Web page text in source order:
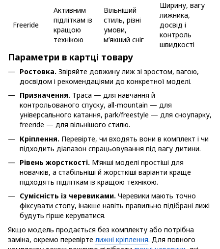
Freeride
Активним
підліткам із
кращою
технікою
Вільніший
стиль, різні
умови,
м’якший сніг
Ширину, вагу
лижника,
досвід і
контроль
швидкості
Параметри в картці товару
Ростовка. Звіряйте довжину лиж зі зростом, вагою,
досвідом і рекомендаціями до конкретної моделі.
Призначення. Траса — для навчання й
контрольованого спуску, all-mountain — для
універсального катання, park/freestyle — для сноупарку,
freeride — для вільнішого стилю.
Кріплення. Перевірте, чи входять вони в комплект і чи
підходить діапазон спрацьовування під вагу дитини.
Рівень жорсткості. М’якші моделі простіші для
новачків, а стабільніші й жорсткіші варіанти краще
підходять підліткам із кращою технікою.
Сумісність із черевиками. Черевики мають точно
фіксувати стопу, інакше навіть правильно підібрані лижі
будуть гірше керуватися.
Якщо модель продається без комплекту або потрібна
заміна, окремо перевірте лижні кріплення. Для повного